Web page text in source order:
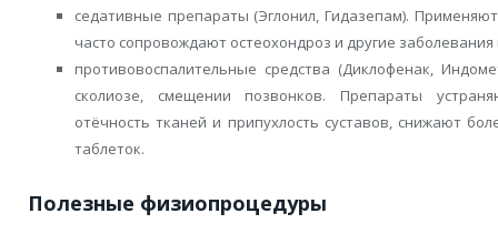
седативные препараты (Эглонил, Гидазепам).
часто сопровождают остеохондроз и другие
противовоспалительные средства (Диклофенак,
сколиозе, смещении позвонков. Препараты
отёчность тканей и припухлость суставов, снижают
таблеток.
Полезные физиопроцедуры